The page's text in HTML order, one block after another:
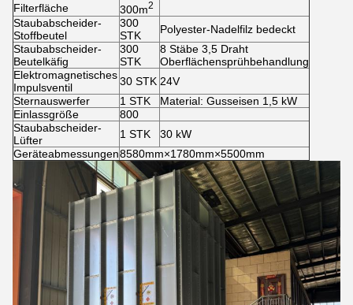
Filterfläche 300m2
Staubabscheider-
Stoffbeutel
300
STK
Polyester-Nadelfilz bedeckt
Staubabscheider-
Beutelkäfig
300
STK
8 Stäbe 3,5 Draht
Oberflächensprühbehandlung
Elektromagnetisches
Impulsventil
30 STK 24V
Sternauswerfer
1 STK
Material: Gusseisen 1,5 kW
Einlassgröße
800
Staubabscheider-
Lüfter
1 STK
30 kW
Geräteabmessungen8580mm×1780mm×5500mm